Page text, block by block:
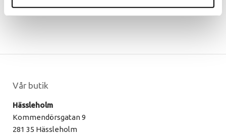
Vår butik
Hässleholm
Kommendörsgatan 9
281 35 Hässleholm